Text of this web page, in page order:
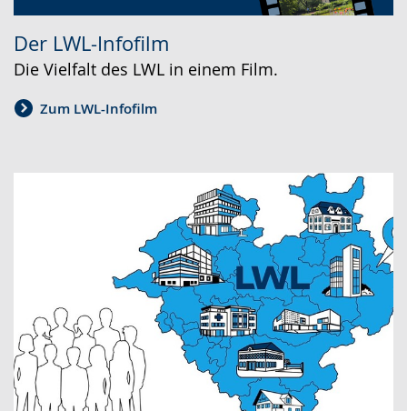
Der LWL-Infofilm
Die Vielfalt des LWL in einem Film.
Zum LWL-Infofilm